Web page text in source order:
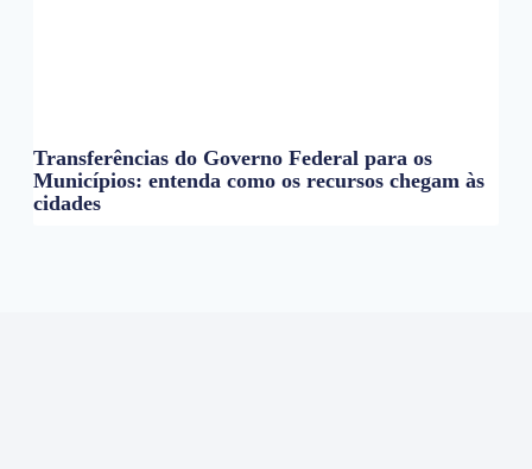
Transferências do Governo Federal para os
Municípios: entenda como os recursos chegam às
cidades